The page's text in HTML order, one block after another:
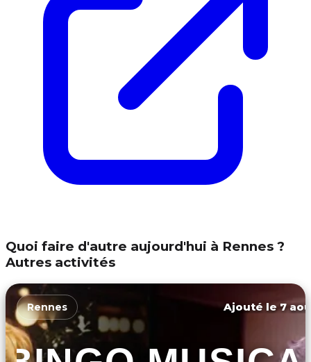
Quoi faire d'autre aujourd'hui à Rennes ?
Autres activités
Rennes Ajouté le 7